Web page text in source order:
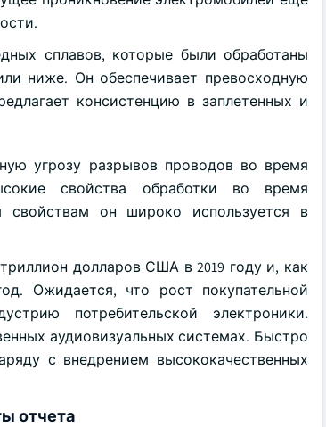
сплавов, которые были обработаны
ниже. Он обеспечивает превосходную
консистенцию в заплетенных и
угрозу разрывов проводов во время
свойства обработки во время
свойствам он широко используется в
долларов США в 2019 году и, как
Ожидается, что рост покупательной
потребительской электроники.
аудиовизуальных системах. Быстро
с внедрением высококачественных
отчета